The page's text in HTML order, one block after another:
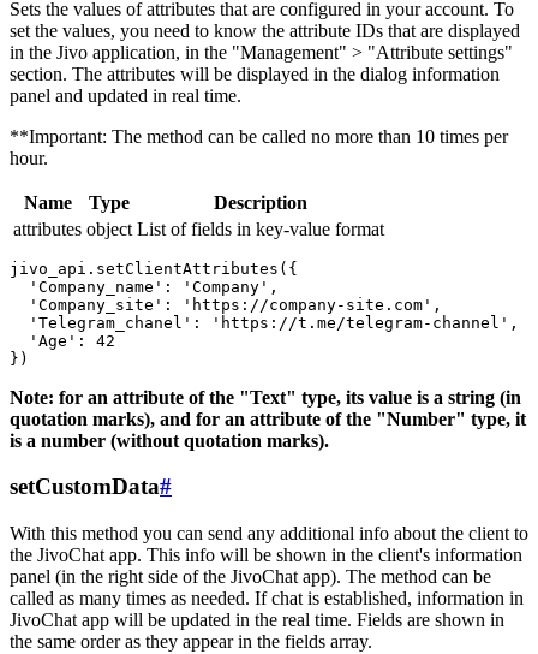
Sets the values ​​of attributes that are configured in your account. To
set the values, you need to know the attribute IDs that are displayed
in the Jivo application, in the "Management" > "Attribute settings"
section. The attributes will be displayed in the dialog information
panel and updated in real time.
**Important: The method can be called no more than 10 times per
hour.
Name Type
Description
attributes object List of fields in key-value format
jivo_api.setClientAttributes({
  'Company_name': 'Company',
  'Company_site': 'https://company-site.com',
  'Telegram_chanel': 'https://t.me/telegram-channel',
  'Age': 42
Note: for an attribute of the "Text" type, its value is a string (in
quotation marks), and for an attribute of the "Number" type, it
is a number (without quotation marks).
setCustomData#
With this method you can send any additional info about the client to
the JivoChat app. This info will be shown in the client's information
panel (in the right side of the JivoChat app). The method can be
called as many times as needed. If chat is established, information in
JivoChat app will be updated in the real time. Fields are shown in
the same order as they appear in the fields array.